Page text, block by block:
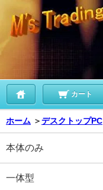
カート
ホーム ＞デスクトップPC
本体のみ
一体型